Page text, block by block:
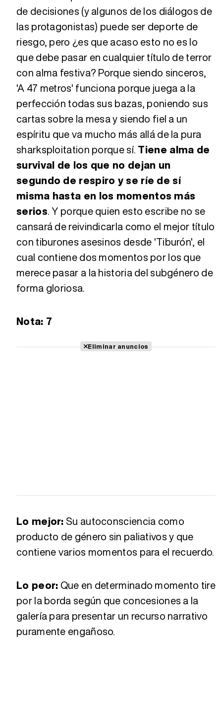
de decisiones (y algunos de los diálogos de
las protagonistas) puede ser deporte de
riesgo, pero ¿es que acaso esto no es lo
que debe pasar en cualquier título de terror
con alma festiva? Porque siendo sinceros,
'A 47 metros' funciona porque juega a la
perfección todas sus bazas, poniendo sus
cartas sobre la mesa y siendo fiel a un
espíritu que va mucho más allá de la pura
sharksploitation porque sí. Tiene alma de
survival de los que no dejan un
segundo de respiro y se ríe de sí
misma hasta en los momentos más
serios. Y porque quien esto escribe no se
cansará de reivindicarla como el mejor título
con tiburones asesinos desde 'Tiburón', el
cual contiene dos momentos por los que
merece pasar a la historia del subgénero de
forma gloriosa.
Nota: 7
Eliminar anuncios
Lo mejor: Su autoconsciencia como
producto de género sin paliativos y que
contiene varios momentos para el recuerdo.
Lo peor: Que en determinado momento tire
por la borda según que concesiones a la
galería para presentar un recurso narrativo
puramente engañoso.